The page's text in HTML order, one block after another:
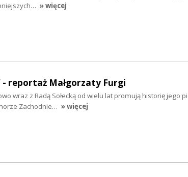
» więcej
- reportaż Małgorzaty Furgi
wraz z Radą Sołecką od wielu lat promują historię jego
Zachodnie… » więcej